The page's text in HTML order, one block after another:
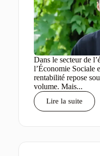
Dans le secteur de
l’Économie Sociale
rentabilité repose
volume. Mais...
Lire la suite